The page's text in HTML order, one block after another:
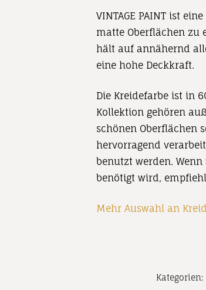
VINTAGE PAINT ist
matte Oberflächen zu
hält auf annähernd
eine hohe Deckkraft.
Die Kreidefarbe ist in
Kollektion gehören
schönen Oberflächen
hervorragend
benutzt werden.
benötigt wird, empfiehlt
Mehr Auswahl an
Kategorien: